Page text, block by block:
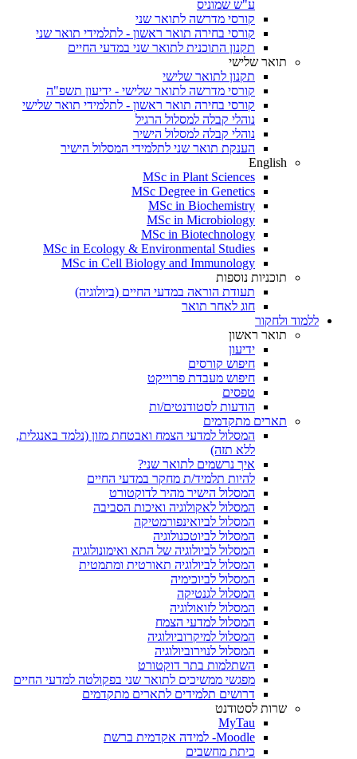
ע"ש שמוניס
קורסי מדרשה לתואר שני
קורסי בחירה תואר ראשון - לתלמידי תואר שני
תקנון התוכנית לתואר שני במדעי החיים
תואר שלישי
תקנון לתואר שלישי
קורסי מדרשה לתואר שלישי - ידיעון תשפ"ה
קורסי בחירה תואר ראשון - לתלמידי תואר שלישי
נוהלי קבלה למסלול הרגיל
נוהלי קבלה למסלול הישיר
הענקת תואר שני לתלמידי המסלול הישיר
English
MSc in Plant Sciences
MSc Degree in Genetics
MSc in Biochemistry
MSc in Microbiology
MSc in Biotechnology
MSc in Ecology & Environmental Studies
MSc in Cell Biology and Immunology
תוכניות נוספות
תעודת הוראה במדעי החיים (ביולוגיה)
חוג לאחר תואר
ללמוד ולחקור
תואר ראשון
ידיעון
חיפוש קורסים
חיפוש מעבדת פרוייקט
טפסים
הודעות לסטודנטים/ות
תארים מתקדמים
המסלול למדעי הצמח ואבטחת מזון (נלמד באנגלית,
ללא תזה)
איך נרשמים לתואר שני?
להיות תלמיד/ת מחקר במדעי החיים
המסלול הישיר מהיר לדוקטורט
המסלול לאקולוגיה ואיכות הסביבה
המסלול לביואינפורמטיקה
המסלול לביוטכנולוגיה
המסלול לביולוגיה של התא ואימונולוגיה
המסלול לביולוגיה תאורטית ומתמטית
המסלול לביוכימיה
המסלול לגנטיקה
המסלול לזואולוגיה
המסלול למדעי הצמח
המסלול למיקרוביולוגיה
המסלול לנוירוביולוגיה
השתלמות בתר דוקטורט
מפגשי ממשיכים לתואר שני בפקולטה למדעי החיים
דרושים תלמידים לתארים מתקדמים
שרות לסטודנט
MyTau
Moodle- למידה אקדמית ברשת
כיתת מחשבים